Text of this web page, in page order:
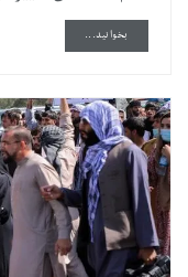
بخوانید...